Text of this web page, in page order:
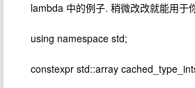
lambda 中的例子. 稍微改改就能用于
using namespace std;
constexpr std::array